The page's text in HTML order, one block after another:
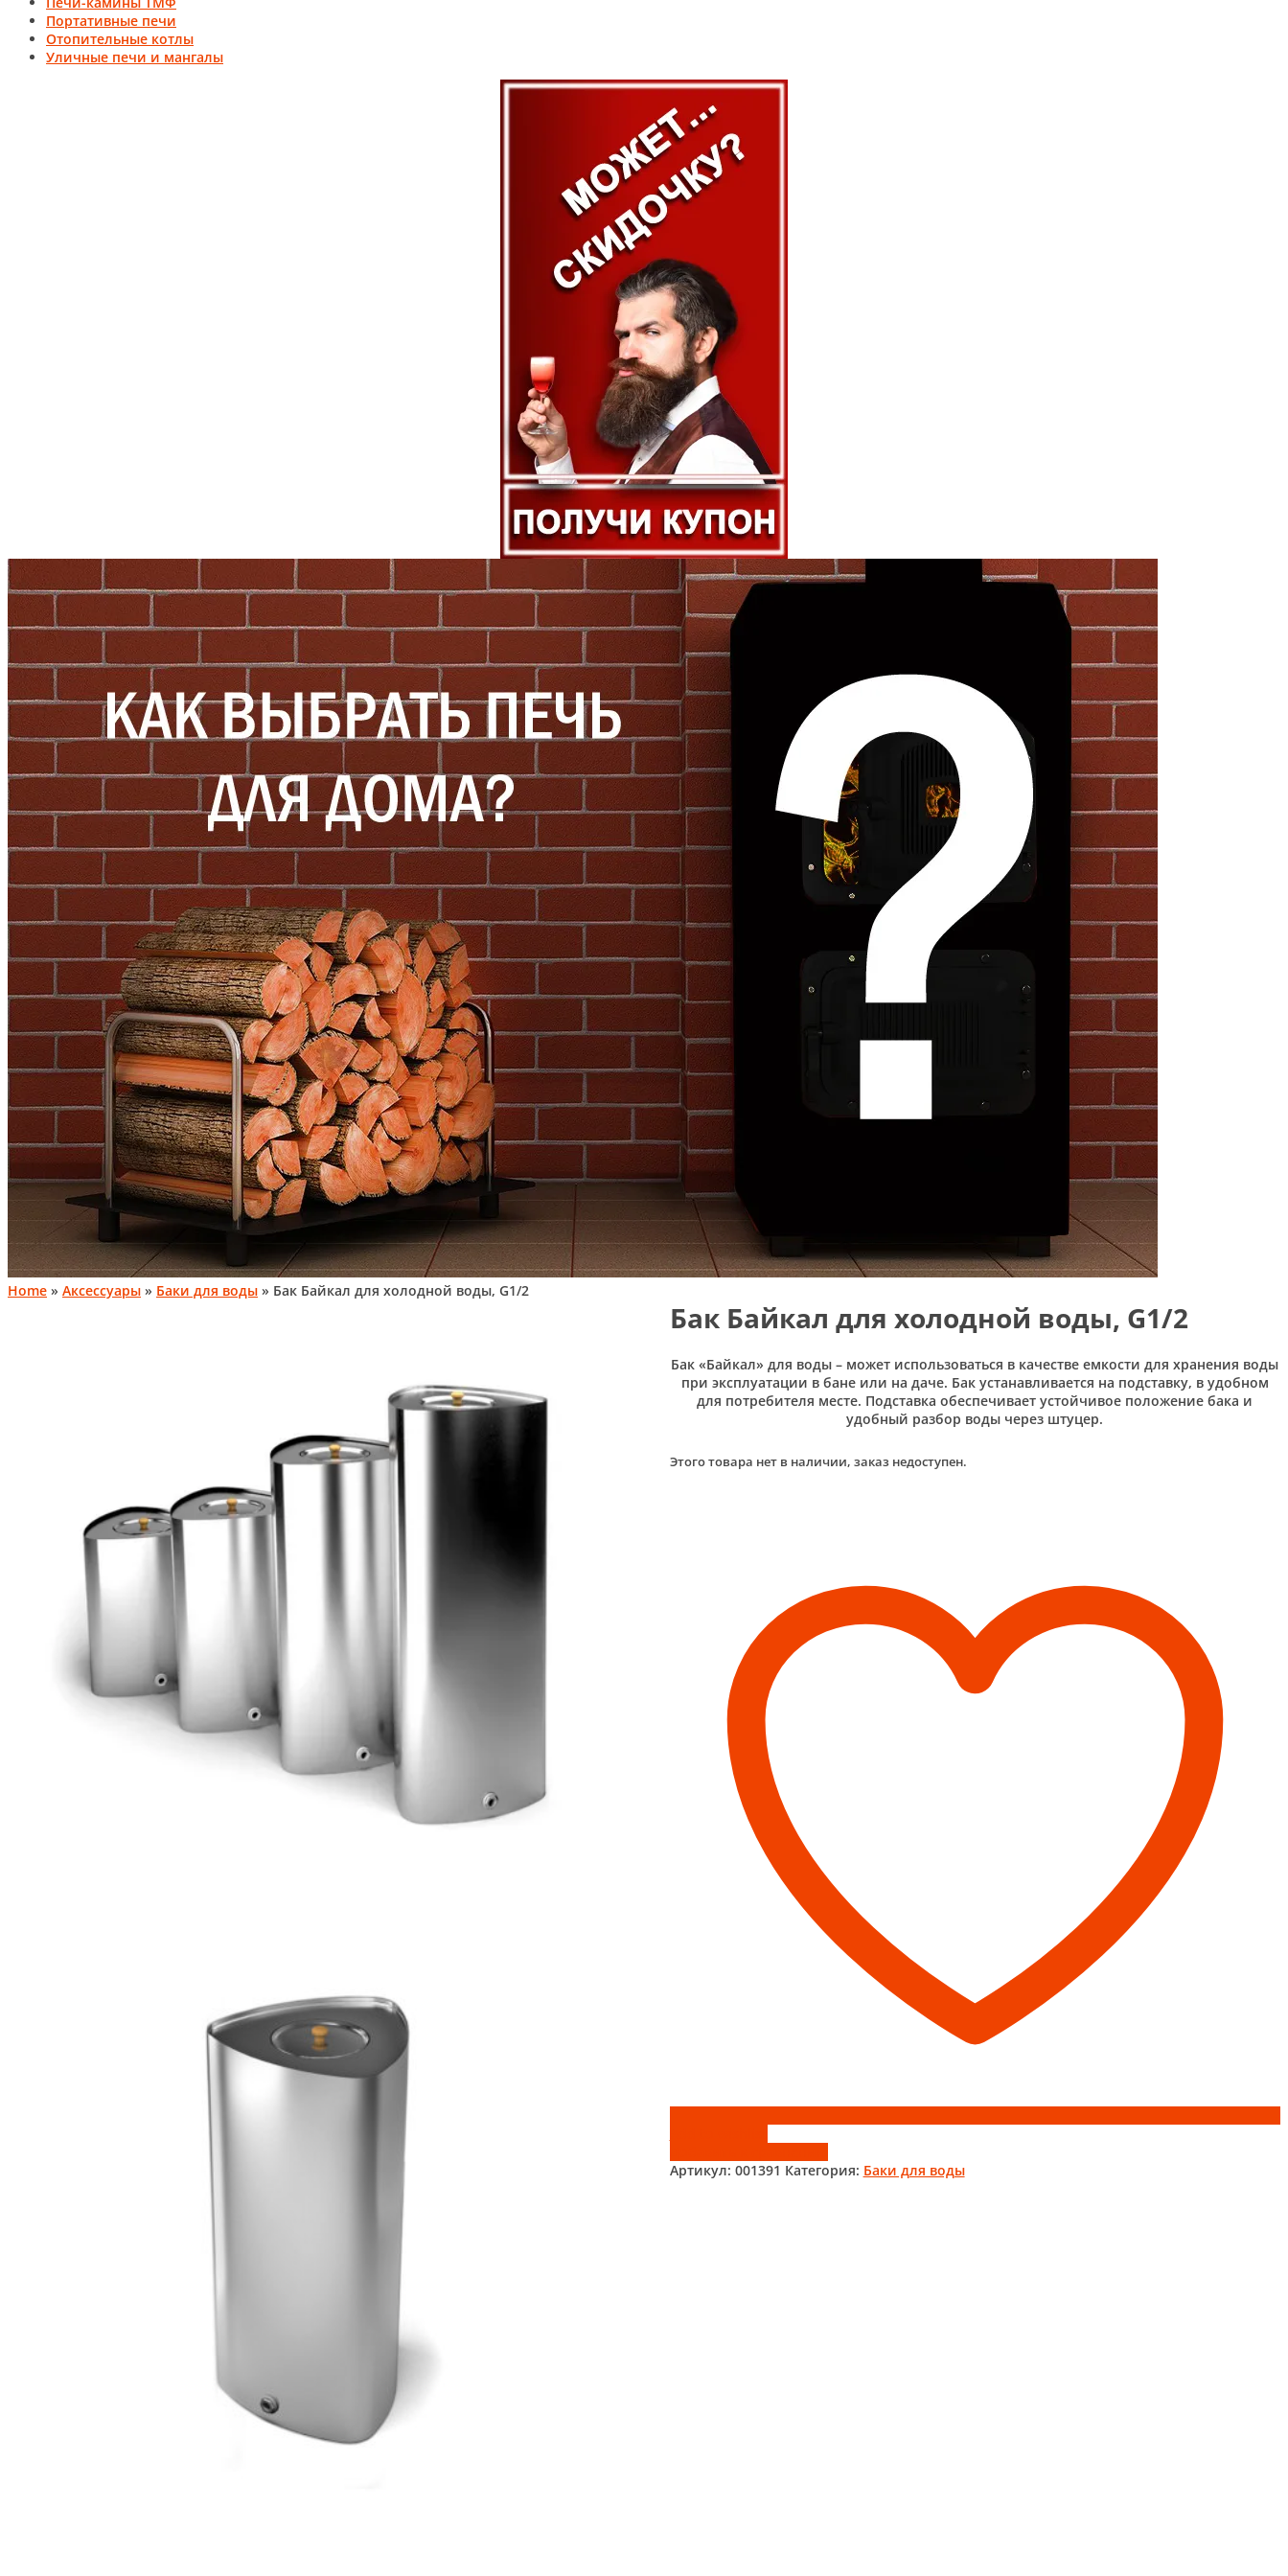
Портативные печи
Отопительные котлы
Уличные печи и мангалы
Home » Аксессуары » Баки для воды » Бак Байкал для холодной воды, G1/2
Бак Байкал для холодной воды, G1/2
Бак «Байкал» для воды – может использоваться в качестве емкости для хранения воды
при эксплуатации в бане или на даче. Бак устанавливается на подставку, в удобном
для потребителя месте. Подставка обеспечивает устойчивое положение бака и
удобный разбор воды через штуцер.
Этого товара нет в наличии, заказ недоступен.
Артикул: 001391 Категория: Баки для воды